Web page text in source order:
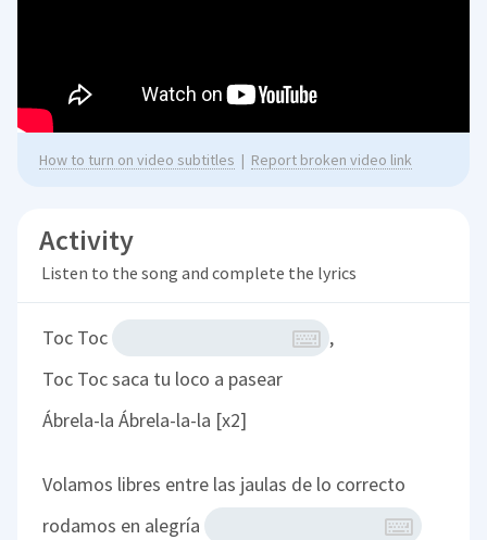
How to turn on video subtitles | Report broken video link
Activity
Listen to the song and complete the lyrics
Toc Toc
,
Toc Toc saca tu loco a pasear
Ábrela-la Ábrela-la-la [x2]
Volamos libres entre las jaulas de lo correcto
rodamos en alegría